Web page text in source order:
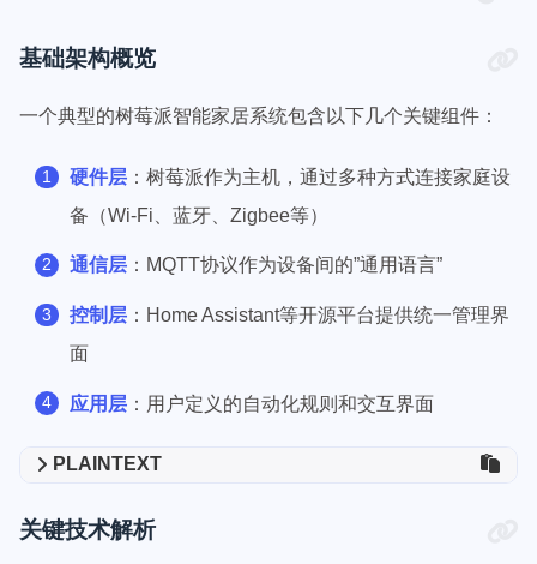
基础架构概览
一个典型的树莓派智能家居系统包含以下几个关键组件：
硬件层：树莓派作为主机，通过多种方式连接家庭设
备（Wi-Fi、蓝牙、Zigbee等）
通信层：MQTT协议作为设备间的”通用语言”
控制层：Home Assistant等开源平台提供统一管理界
面
应用层：用户定义的自动化规则和交互界面
PLAINTEXT
关键技术解析